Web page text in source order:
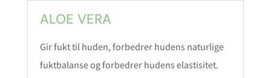
ALOE VERA
Gir fukt til huden, forbedrer hudens naturlige
fuktbalanse og forbedrer hudens elastisitet.